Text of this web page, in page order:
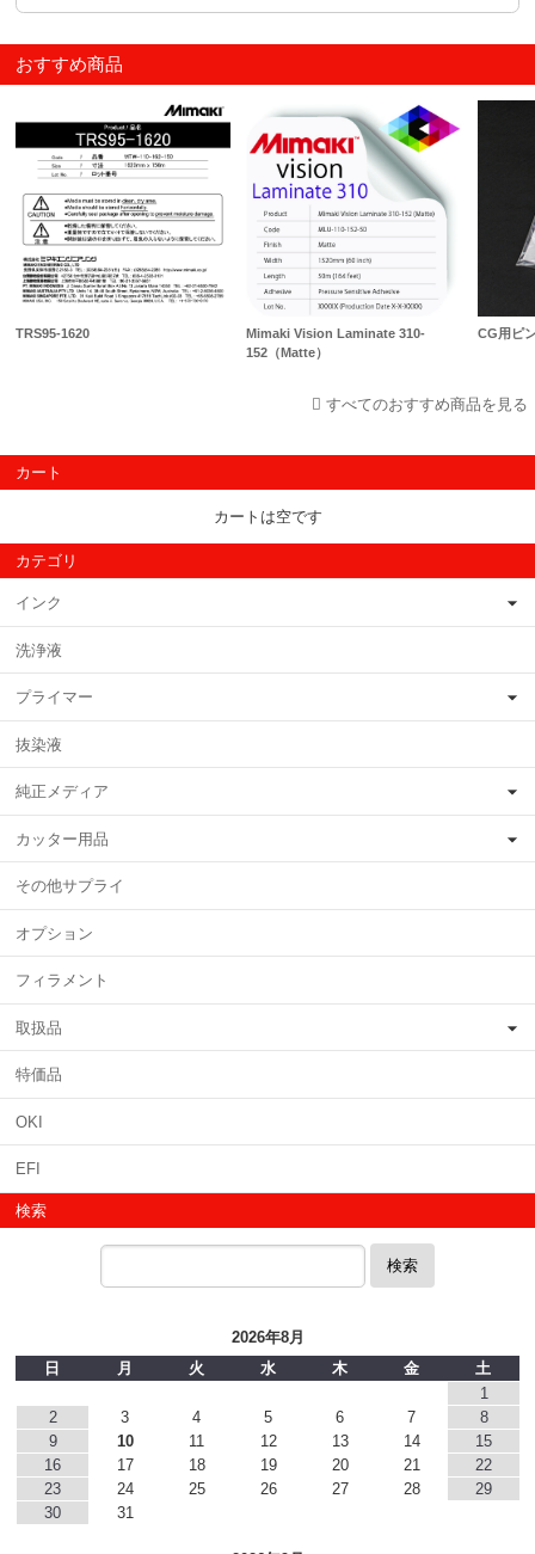
おすすめ商品
TRS95-1620
Mimaki Vision Laminate 310-
152（Matte）
CG用ピ
すべてのおすすめ商品を見る
カート
カートは空です
カテゴリ
インク
洗浄液
プライマー
抜染液
純正メディア
カッター用品
その他サプライ
オプション
フィラメント
取扱品
特価品
OKI
EFI
検索
検索
2026年8月
日
月 火 水 木 金
土
1
2
3 4 5 6 7
8
9
10 11 12 13 14
15
16
17 18 19 20 21
22
23
24 25 26 27 28
29
30
31